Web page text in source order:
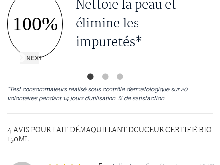
100%
Nettoie la peau et
élimine les
impuretés*
NEXT
*Test consommateurs réalisé sous contrôle dermatologique sur 20
volontaires pendant 14 jours d’utilisation. % de satisfaction.
4 AVIS POURLAIT DÉMAQUILLANT DOUCEUR CERTIFIÉ BIO
150ML